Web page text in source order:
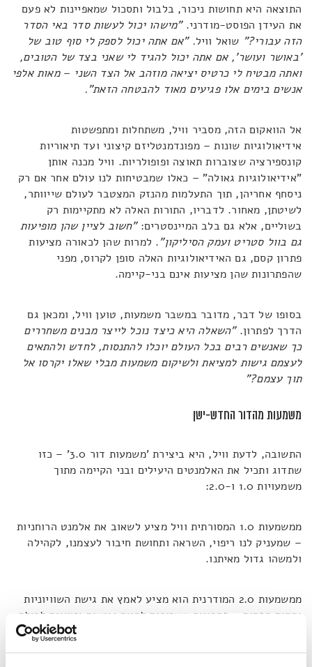
התוצאה היא תחושות ניכור, בלבול ותסכול שמאפיינות לא פעם
את העידן הפוסט-מודרני. "מישהו יכול לעשות סדר באי הסדר
הזה עבורי?" שואל וויל. "אם אתה יכול לספק לי סוף טוב של
'באושר ועושר', אם אתה יכול להגיד לי שאני בצד של הטובים,
ואתה מבטיח לי כרטיס יציאה מוזהב אל הצד השני –מאות אלפי
אנשים בימים אלו פגיעים מאוד להבטחה הזאת".
אל הוואקום הזה, מסביר וויל, משתחלות ומתפשטות
אידיאולוגיות שונות – מפונדמנטליזם קיצוני ועד תיאוריות
קונספירציה שצוברות תאוצה ופופולריות. וויל מכנה אותן
"אידיאולוגיות גאולה" – כאלו שמבטיחות לנו עולם אחר אם רק
ניסחף אחריהן, תוך התעלמות מהנזק המצטבר לעולם שייוותר,
לשיטתן, מאחור. לדבריו, התורות האלה לא מתקיימות רק
בשוליים, אלא גם בלב המיינסטרים:"חשוב לציין שהן מופיעות
גם בוול סטריט ועמק הסיליקון". למרות שהן לכאורה מציעות
פתרון קסם, גם האידיאולוגיות האלה סופן לקרוס, מפני
שהפתרונות שהן מציעות אינם בני-קיימה.
בסופו של דבר, מדובר במשבר משמעות, טוען וויל, ומכאן גם
הדרך לפתרון."השאלה היא כיצד נוכל לייצר מבנים משחררים
כך שאנשים רבים בכל העולם יוכלו להתנסות, לחדש ולהתאים
לעצמם גישות למציאת ולשיקום משמעות מבלי שאלו יקרסו אל
תוך עצמם?"
משמעות מהדור החדש-ישן
התשובה, לדעת וויל, היא ביצירת 'משמעות דור 3.0' – כזו
שתדוג ותכיל את האלמנטים היעילים ובני הקיימה מתוך
משמעויות 1.0 ו-2.0:
ממשמעות 1.0 המסורתית וויל מציע לשאוב את אלמנט הרוחניות
– שמעניק לנו ריפוי, השראה ותחושת חיבור לעצמנו, לקהילה
ולמשהו גדול מאיתנו.
ממשמעות 2.0 המודרנית הוא מציע לאמץ את גישת השוויוניות
והקוד הפתוח – פתרונות שצריכים להיות נגישים וזמינים לכולם
באופן שווה: זולים מאוד או אפילו בחינם, וניתנים להתאמה